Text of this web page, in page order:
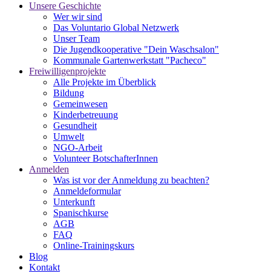
Unsere Geschichte
Wer wir sind
Das Voluntario Global Netzwerk
Unser Team
Die Jugendkooperative "Dein Waschsalon"
Kommunale Gartenwerkstatt "Pacheco"
Freiwilligenprojekte
Alle Projekte im Überblick
Bildung
Gemeinwesen
Kinderbetreuung
Gesundheit
Umwelt
NGO-Arbeit
Volunteer BotschafterInnen
Anmelden
Was ist vor der Anmeldung zu beachten?
Anmeldeformular
Unterkunft
Spanischkurse
AGB
FAQ
Online-Trainingskurs
Blog
Kontakt